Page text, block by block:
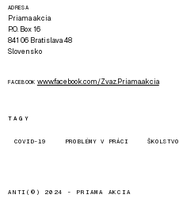
ADRESA
Priama akcia
P.O. Box 16
841 06 Bratislava 48
Slovensko
FACEBOOK www.facebook.com/Zvaz.Priama.akcia
TAGY
COVID-19 PROBLÉMY V PRÁCI ŠKOLSTVO
ANTI(©) 2024 - PRIAMA AKCIA